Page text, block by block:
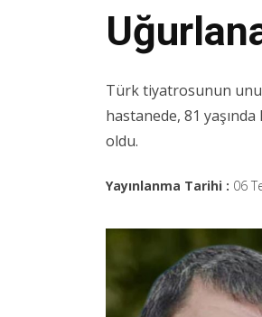
Türk tiyatrosunun
hastanede, 81
oldu.
Yayınlanma Tarihi : 06